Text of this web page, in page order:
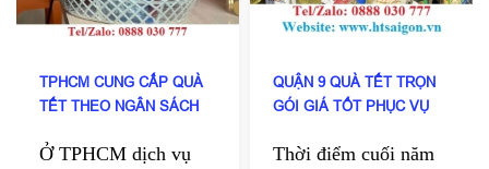
TPHCM CUNG CẤP QUÀ
TẾT THEO NGÂN SÁCH
Ở TPHCM dịch vụ
QUẬN 9 QUÀ TẾT TRỌN
GÓI GIÁ TỐT PHỤC VỤ
Thời điểm cuối năm